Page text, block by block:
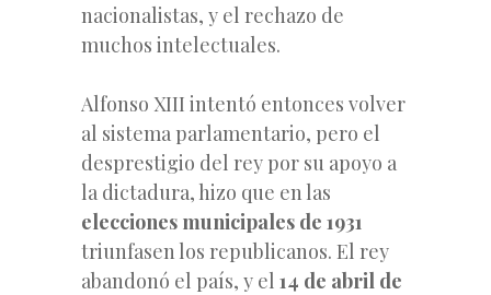
nacionalistas, y el rechazo de
muchos intelectuales.
Alfonso XIII intentó entonces volver
al sistema parlamentario, pero el
desprestigio del rey por su apoyo a
la dictadura, hizo que en las
elecciones municipales de 1931
triunfasen los republicanos. El rey
abandonó el país, y el 14 de abril de